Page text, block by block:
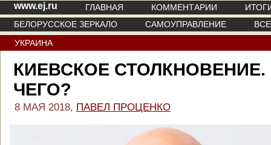
www.ej.ru ГЛАВНАЯ КОММЕНТАРИИ
БЕЛОРУССКОЕ ЗЕРКАЛО
САМОУПРАВЛЕНИЕ
УКРАИНА
КИЕВСКОЕ СТОЛКНОВЕНИЕ.
ЧЕГО?
8 МАЯ 2018, ПАВЕЛ ПРОЦЕНКО